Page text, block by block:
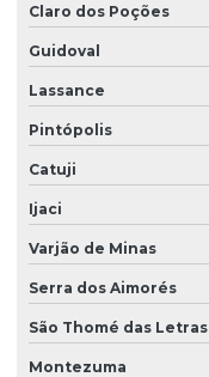
Claro dos Poções
Guidoval
Lassance
Pintópolis
Catuji
Ijaci
Varjão de Minas
Serra dos Aimorés
São Thomé das Letras
Montezuma